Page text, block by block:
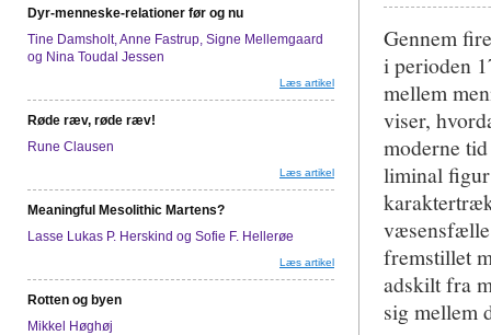
Dyr-menneske-relationer før og nu
Tine Damsholt, Anne Fastrup, Signe Mellemgaard
og Nina Toudal Jessen
Læs artikel
Røde ræv, røde ræv!
Rune Clausen
Læs artikel
Meaningful Mesolithic Martens?
Lasse Lukas P. Herskind og Sofie F. Hellerøe
Læs artikel
Rotten og byen
Mikkel Høghøj
Gennem
i perioden
mellem
viser,
moderne
liminal
fremstillet
adskilt fra
sig mellem